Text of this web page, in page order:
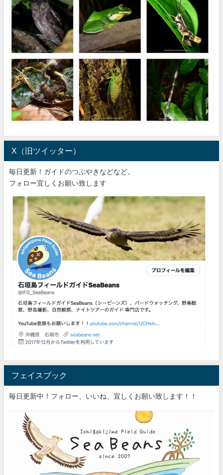
X（旧ツイッター）
毎日更新！ガイドのつぶやきなどなど。
フォロー宜しくお願い致します
フェイスブック
毎日更新中！フォロー、いいね、宜しくお願い致します！！